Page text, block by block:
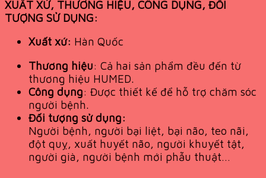
XUẤT XỨ, THƯƠNG HIỆU, CÔNG DỤNG, ĐỐI
TƯỢNG SỬ DỤNG:
Xuất xứ: Hàn Quốc
Thương hiệu: Cả hai sản phẩm đều đến từ
thương hiệu HUMED.
Công dụng: Được thiết kế để hỗ trợ chăm sóc
người bệnh.
Đối tượng sử dụng:
Người bệnh, người bại liệt, bại não, teo nãi,
đột quỵ, xuất huyết não, người khuyết tật,
người già, người bệnh mới phẫu thuật…